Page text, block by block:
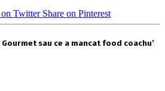
on Twitter Share on Pinterest
sau ce a mancat food coachu’